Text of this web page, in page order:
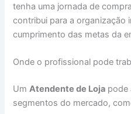
tenha uma jornada de
contribui para a organização
cumprimento das metas da
Onde o profissional pode
UmAtendente de Loja pode
segmentos do mercado,